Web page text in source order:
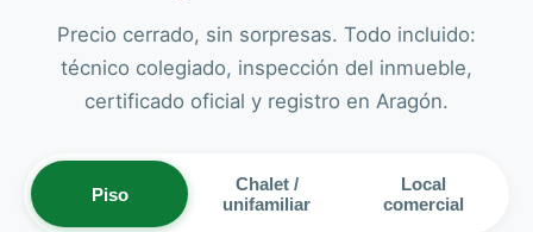
Precio cerrado, sin sorpresas. Todo incluido:
técnico colegiado, inspección del inmueble,
certificado oficial y registro en Aragón.
Piso
Chalet /
unifamiliar
Local
comercial